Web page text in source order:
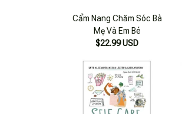
Cẩm Nang Chăm Sóc Bà
Mẹ Và Em Bé
$22.99 USD